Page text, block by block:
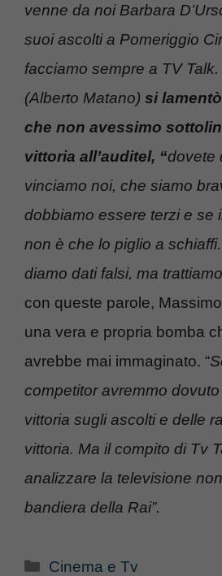
venne da noi Barbara
suoi ascolti a Pomeriggio
facciamo sempre a TV
(Alberto Matano) si
che non avessimo
vittoria all’auditel, “dovete
vinciamo noi, che siamo
dobbiamo essere terzi e se
non è che lo piglio a
diamo dati falsi, ma
con queste parole,
una vera e propria bomba
avrebbe mai immaginato. “
competitor avremmo
vittoria sugli ascolti e delle
vittoria. Ma il compito di Tv
analizzare la televisione
bandiera della Rai”.
Categorie
Cinema e Tv